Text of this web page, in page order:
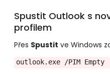
Spustit Outlook s
profilem
Přes Spustit ve Windows
outlook.exe /PIM Empty